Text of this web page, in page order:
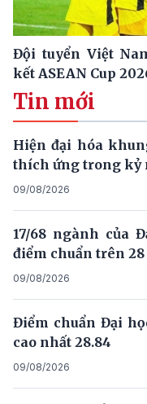
Đội tuyển Việt
kết ASEAN Cup
Tin mới
Hiện đại hóa
thích ứng trong kỷ
09/08/2026
17/68 ngành của
điểm chuẩn trên 28
09/08/2026
Điểm chuẩn Đại
cao nhất 28.84
09/08/2026